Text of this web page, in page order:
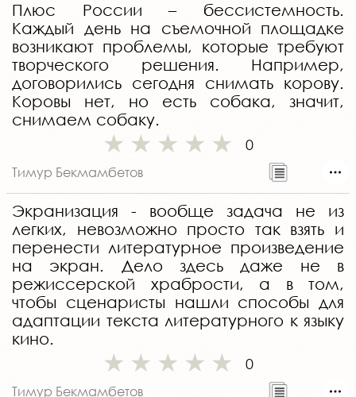
Плюс России – бессистемность.
Каждый день на съемочной площадке
возникают проблемы, которые требуют
творческого решения. Например,
договорились сегодня снимать корову.
Коровы нет, но есть собака, значит,
снимаем собаку.
0
Тимур Бекмамбетов
Экранизация - вообще задача не из
легких, невозможно просто так взять и
перенести литературное произведение
на экран. Дело здесь даже не в
режиссерской храбрости, а в том,
чтобы сценаристы нашли способы для
адаптации текста литературного к языку
кино.
0
Тимур Бекмамбетов